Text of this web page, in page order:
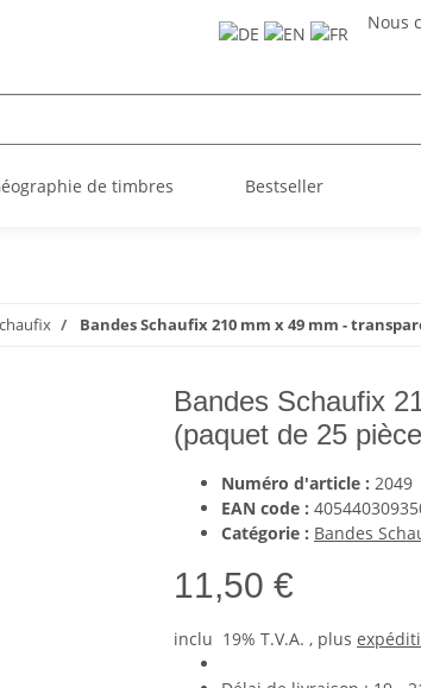
Nous
de timbres Bestseller
Bandes Schaufix 210 mm x 49 mm -
Bandes Schaufix
(paquet de 25
Numéro d'article : 2049
EAN code :
Catégorie : Bandes
11,50 €
inclu 19% T.V.A. , plus